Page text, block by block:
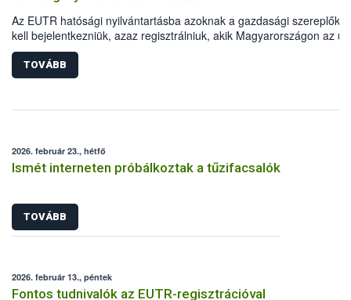
Az EUTR hatósági nyilvántartásba azoknak a gazdasági
kell bejelentkezniük, azaz regisztrálniuk, akik Magyarországon az
jogszabályban meghatározott fát vagy faterméket elsőként
forgalomba, vagy azzal kereskednek. A vonatkozó uniós
995/2010/EU Parlamenti és Tanácsi Rendelet mellékletében vannak
fatermékek. Fontos ugyanakkor az is, hogy a regisztráció során
TOVÁBB
2026. február 23., hétfő
Ismét interneten próbálkoztak a tűzifacsalók
TOVÁBB
2026. február 13., péntek
Fontos tudnivalók az EUTR-regisztrációval